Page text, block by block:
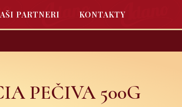
PARTNERI KONTAKTY
PEČIVA 500G